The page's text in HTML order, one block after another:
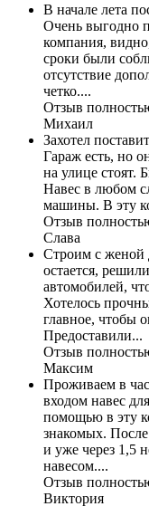
В начале лета
Очень выгодно
компания,
сроки были
отсутствие
четко....
Отзыв
Михаил
Захотел
Гараж есть, но
на улице стоят.
Навес в любом
машины. В эту
Отзыв
Слава
Строим с женой
остается,
автомобилей,
Хотелось
главное, чтобы
Предоставили...
Отзыв
Максим
Проживаем в
входом навес
помощью в эту
знакомых.
и уже через 1,5
навесом....
Отзыв
Виктория